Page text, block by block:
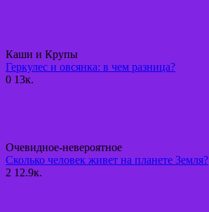
Каши и Крупы
Геркулес и овсянка: в чем разница?
0 13к.
Очевидное-невероятное
Сколько человек живет на планете Земля?
2 12.9к.